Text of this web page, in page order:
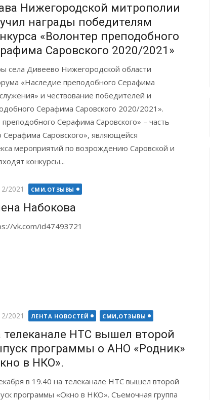
Нижегородской митрополии
награды победителям
«Волонтер преподобного
Саровского 2020/2021»
села Дивеево Нижегородской области
«Наследие преподобного Серафима
и чествование победителей и
Серафима Саровского 2020/2021».
Серафима Саровского» – часть
Саровского», являющейся
мероприятий по возрождению Саровской и
конкурсы...
2021 СМИ,ОТЗЫВЫ
Набокова
vk.com/id47493721
2021 ЛЕНТА НОВОСТЕЙ СМИ,ОТЗЫВЫ
телеканале НТС вышел второй
программы о АНО «Родник»
в НКО».
в 19.40 на телеканале НТС вышел второй
программы «Окно в НКО». Съемочная группа